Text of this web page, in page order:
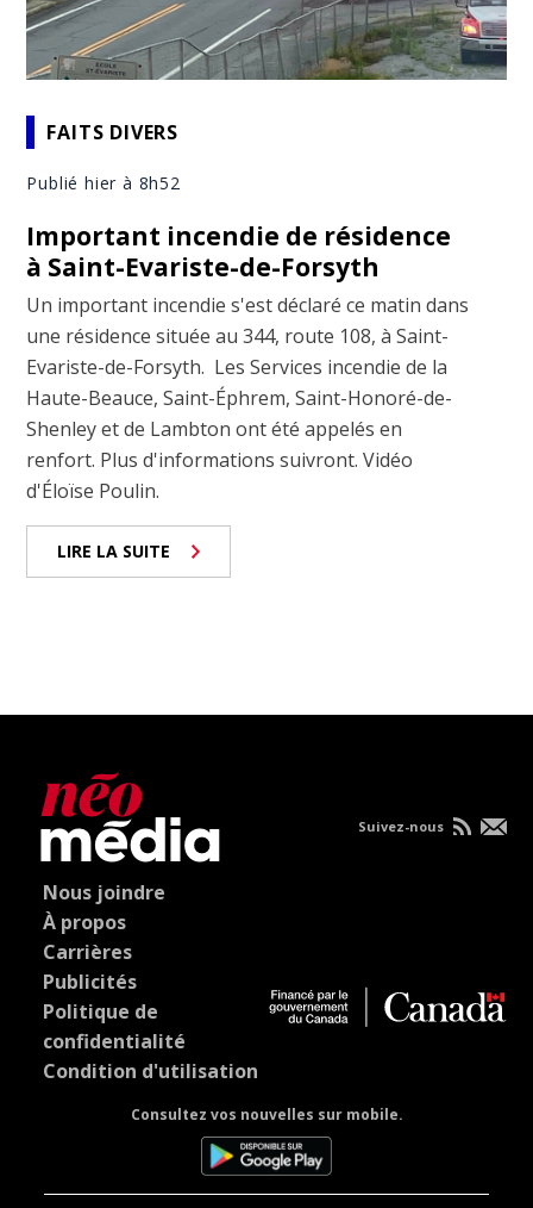
FAITS DIVERS
Publié hier à 8h52
Important incendie de résidence
à Saint-Evariste-de-Forsyth
Un important incendie s'est déclaré ce matin dans
une résidence située au 344, route 108, à Saint-
Evariste-de-Forsyth. Les Services incendie de la
Haute-Beauce, Saint-Éphrem, Saint-Honoré-de-
Shenley et de Lambton ont été appelés en
renfort. Plus d'informations suivront. Vidéo
d'Éloïse Poulin.
LIRE LA SUITE
Nous joindre
À propos
Carrières
Publicités
Politique de
confidentialité
Condition d'utilisation
Consultez vos nouvelles sur mobile.
Suivez-nous